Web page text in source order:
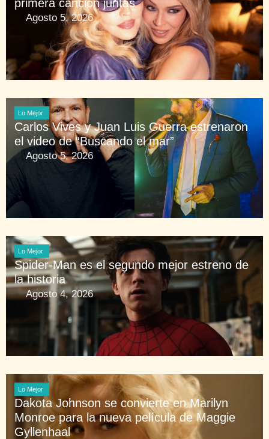
primera canción juntas
Agosto 5, 2026
Lo Mejor
Carlos Vives y Juan Luis Guerra estrenaron
el video de “Buscando el mar”
Agosto 5, 2026
Lo Mejor
Spider-Man es el segundo mejor estreno de
la historia
Agosto 4, 2026
Lo Mejor
Dakota Johnson se convierte en Marilyn
Monroe para la nueva película de Maggie
Gyllenhaal